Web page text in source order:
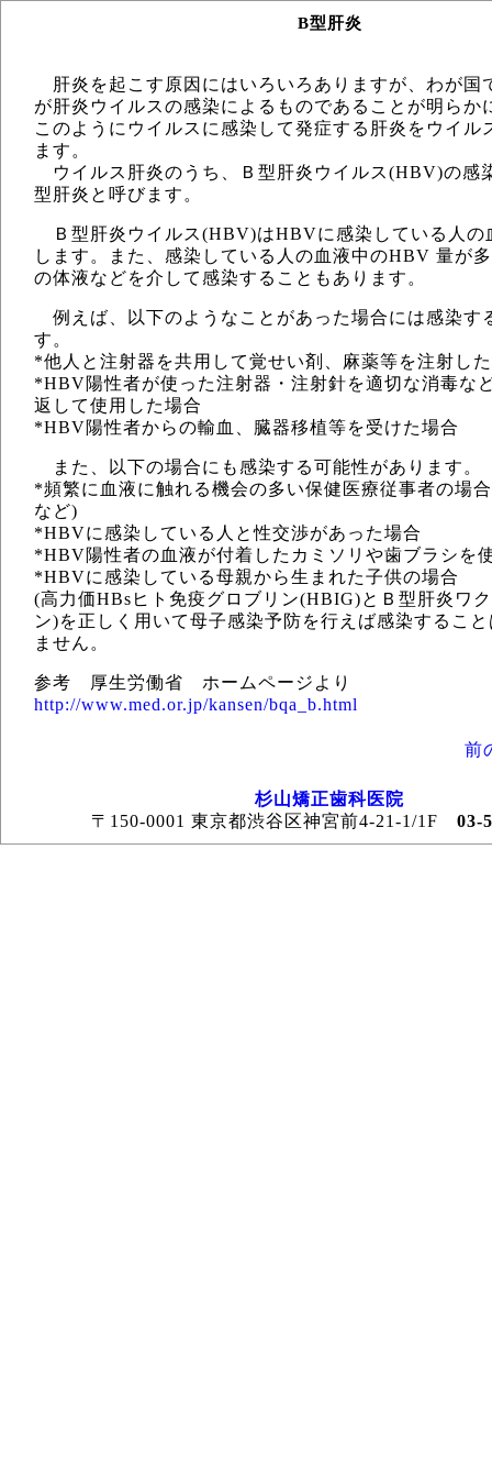
B型肝炎
肝炎を起こす原因にはいろいろありますが、わが国
が肝炎ウイルスの感染によるものであることが明らか
このようにウイルスに感染して発症する肝炎をウイル
ます。
ウイルス肝炎のうち、Ｂ型肝炎ウイルス(HBV)の感
型肝炎と呼びます。
Ｂ型肝炎ウイルス(HBV)はHBVに感染している人の
します。また、感染している人の血液中のHBV 量が
の体液などを介して感染することもあります。
例えば、以下のようなことがあった場合には感染す
す。
*他人と注射器を共用して覚せい剤、麻薬等を注射し
*HBV陽性者が使った注射器・注射針を適切な消毒な
返して使用した場合
*HBV陽性者からの輸血、臓器移植等を受けた場合
また、以下の場合にも感染する可能性があります。
*頻繁に血液に触れる機会の多い保健医療従事者の場
など)
*HBVに感染している人と性交渉があった場合
*HBV陽性者の血液が付着したカミソリや歯ブラシを
*HBVに感染している母親から生まれた子供の場合
(高力価HBsヒト免疫グロブリン(HBIG)とＢ型肝炎ワ
ン)を正しく用いて母子感染予防を行えば感染するこ
ません。
参考 厚生労働省 ホームページより
http://www.med.or.jp/kansen/bqa_b.html
前
杉山矯正歯科医院
〒150-0001 東京都渋谷区神宮前4-21-1/1F 03-